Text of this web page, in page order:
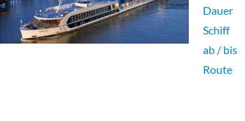
Dauer
Schiff
ab / bis
Route